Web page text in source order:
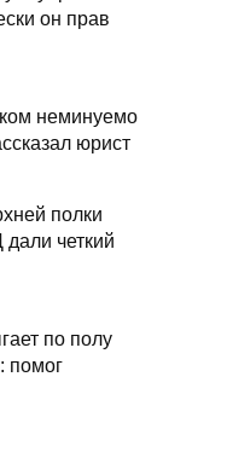
он прав
неминуемо
юрист
полки
четкий
по полу
помог